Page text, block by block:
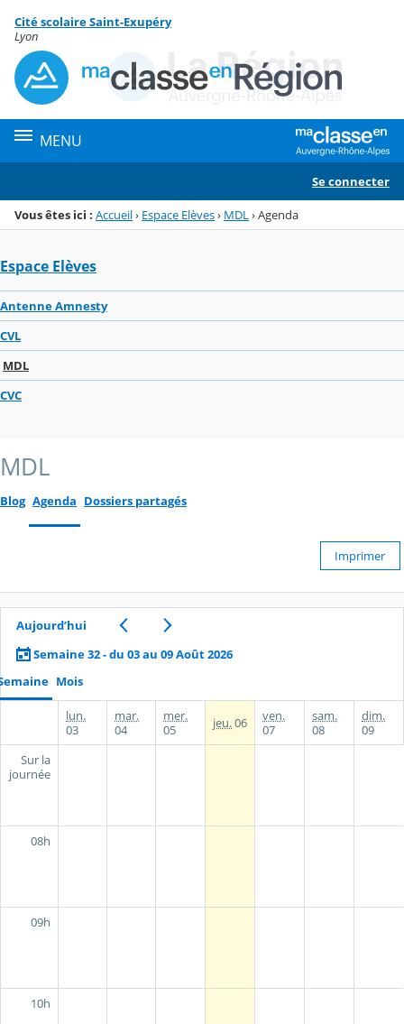
Menu de la rubrique
Contenu
Cité scolaire Saint-Exupéry
Lyon
MENU
Se connecter
Vous êtes ici : Accueil› Espace Elèves› MDL ›Agenda
Espace Elèves
Antenne Amnesty
CVL
MDL
CVC
MDL
Blog Agenda Dossiers partagés
Imprimer
Aujourd’hui
Semaine 32 - du 03 au 09 Août 2026
Mois
lun.
03
mar.
04
mer.
05
jeu.06
ven.
07
sam.
08
dim.
09
Sur la
journée
08h
09h
10h